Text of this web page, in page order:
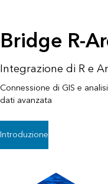
Bridge R-
Integrazione di R e
Connessione di GIS e
dati avanzata
Introduzione